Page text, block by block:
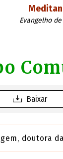
Evangelho
doutora
Baixar